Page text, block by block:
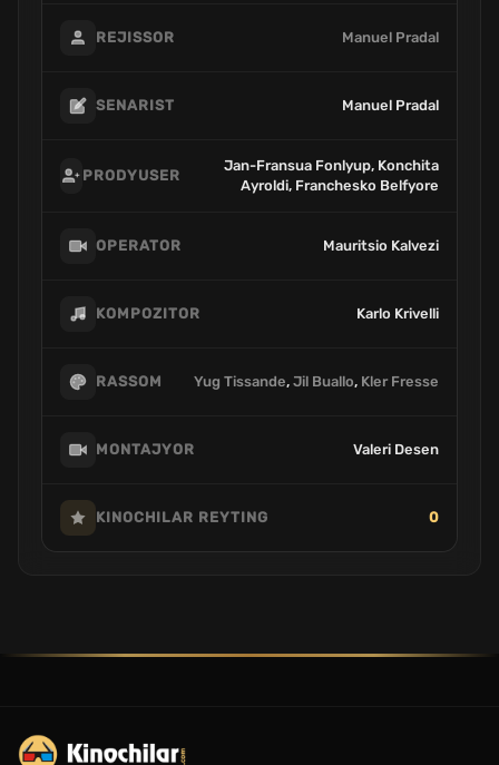
REJISSOR Manuel Pradal
SENARIST Manuel Pradal
PRODYUSER
Jan-Fransua Fonlyup, Konchita
Ayroldi, Franchesko Belfyore
OPERATOR Mauritsio Kalvezi
KOMPOZITOR Karlo Krivelli
RASSOM Yug Tissande, Jil Buallo, Kler Fresse
MONTAJYOR Valeri Desen
KINOCHILAR REYTING 0